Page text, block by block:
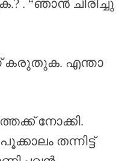
. “ഞാൻ ചിരിച്ചു
കരുതുക. എന്താ
നോക്കി.
തന്നിട്ട്